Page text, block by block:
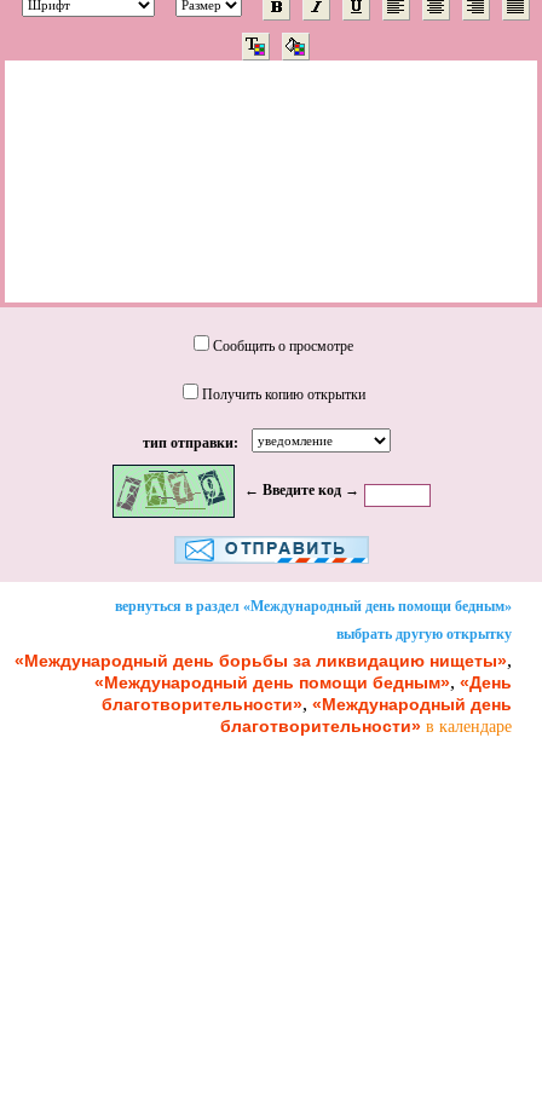
Сообщить о просмотре
Получить копию открытки
тип отправки:
← Введите код →
вернуться в раздел «Международный день помощи бедным»
выбрать другую открытку
«Международный день борьбы за ликвидацию нищеты»,
«Международный день помощи бедным», «День
благотворительности», «Международный день
благотворительности» в календаре